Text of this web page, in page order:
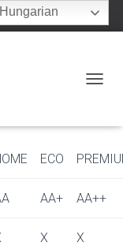
ECO
AA+ AA++
X X